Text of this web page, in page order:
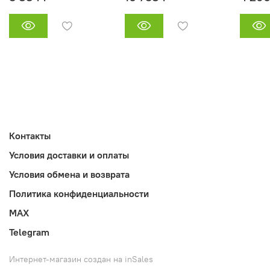
Контакты
Условия доставки и оплаты
Условия обмена и возврата
Политика конфиденциальности
MAX
Telegram
Интернет-магазин создан на inSales